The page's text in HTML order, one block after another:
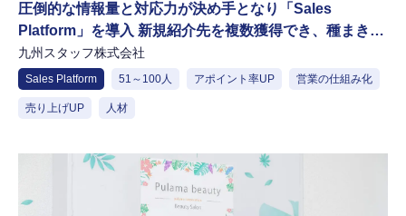
圧倒的な情報量と対応力が決め手となり「Sales
Platform」を導入 新規紹介先を複数獲得でき、種まきの
継続にも期待
九州スタッフ株式会社
Sales Platform 51～100人 アポイント率UP 営業の仕組み化
売り上げUP 人材